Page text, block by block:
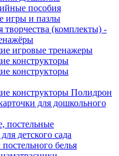
пособия
игры и пазлы
творчества (комплекты) -
игровые тренажеры
конструкторы
конструкторы
конструкторы Полидрон
для дошкольного
постельные
детского сада
белья